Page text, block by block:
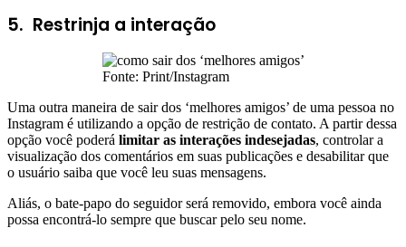
5. Restrinja a interação
Fonte: Print/Instagram
Uma outra maneira de sair dos ‘melhores amigos’ de uma pessoa no
Instagram é utilizando a opção de restrição de contato. A partir dessa
opção você poderá limitar as interações indesejadas, controlar a
visualização dos comentários em suas publicações e desabilitar que
o usuário saiba que você leu suas mensagens.
Aliás, o bate-papo do seguidor será removido, embora você ainda
possa encontrá-lo sempre que buscar pelo seu nome.